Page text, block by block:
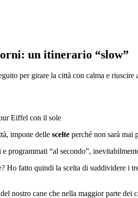
un itinerario “slow”
per girare la città con calma e riuscire
impone delle scelte perché non sarà mai
programmati “al secondo”,
Ho fatto quindi la scelta di suddividere i
nostro cane che nella maggior parte dei